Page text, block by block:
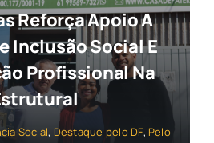
Reforça Apoio A
Inclusão Social E
Profissional Na
Social, Destaque pelo DF, Pelo